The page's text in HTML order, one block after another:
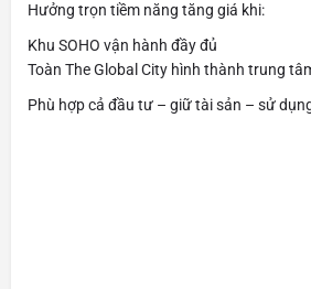
Hưởng trọn tiềm năng tăng giá khi:
Khu SOHO vận hành đầy đủ
Toàn The Global City hình thành trung
Phù hợp cả đầu tư – giữ tài sản – sử